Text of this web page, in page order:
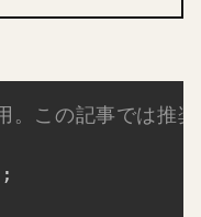
。この記事では推
;
Copy